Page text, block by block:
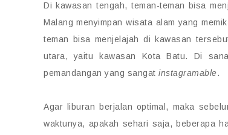
Di kawasan tengah, teman-teman bisa
Malang menyimpan wisata alam yang
teman bisa menjelajah di kawasan
utara, yaitu kawasan Kota Batu. Di
pemandangan yang sangat instagramable.
Agar liburan berjalan optimal, maka
waktunya, apakah sehari saja, beberapa